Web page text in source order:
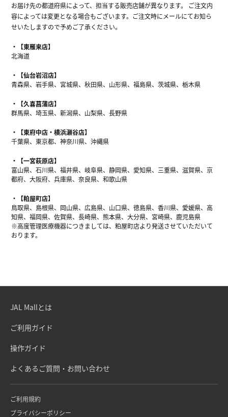
お届け先の都道府県によって、担当する販売店舗が異なります。 ご注文内
容によっては変更となる場合もございます。ご注文時にメールにてお知ら
せいたしますので予めご了承ください。
【東雁来店】
北海道
【仙台岩沼店】
青森県、岩手県、宮城県、秋田県、山形県、福島県、茨城県、栃木県
【久喜菖蒲店】
群馬県、埼玉県、新潟県、山梨県、長野県
【東府中店・横浜瀬谷店】
千葉県、東京都、神奈川県、沖縄県
【一宮萩原店】
富山県、石川県、福井県、岐阜県、静岡県、愛知県、三重県、滋賀県、京
都府、大阪府、兵庫県、奈良県、和歌山県
【粕屋町店】
鳥取県、島根県、岡山県、広島県、山口県、徳島県、香川県、愛媛県、高
知県、福岡県、佐賀県、長崎県、熊本県、大分県、宮崎県、鹿児島県
※高度管理医療機器につきましては、粕屋町店より発送させていただいて
おります。
JAL Mallとは
ご利用ガイド
操作ガイド
よくあるご質問・お問い合わせ
ご利用規約
プライバシーポリシー